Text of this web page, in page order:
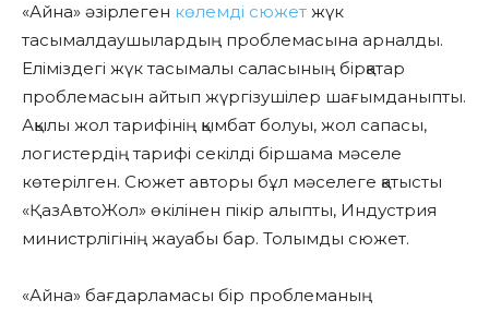
«Айна» әзірлеген көлемді сюжет жүк
тасымалдаушылардың проблемасына арналды.
Еліміздегі жүк тасымалы саласының бірқатар
проблемасын айтып жүргізушілер шағымданыпты.
Ақылы жол тарифінің қымбат болуы, жол сапасы,
логистердің тарифі секілді біршама мәселе
көтерілген. Сюжет авторы бұл мәселеге қатысты
«ҚазАвтоЖол» өкілінен пікір алыпты, Индустрия
министрлігінің жауабы бар. Толымды сюжет.
«Айна» бағдарламасы бір проблеманың